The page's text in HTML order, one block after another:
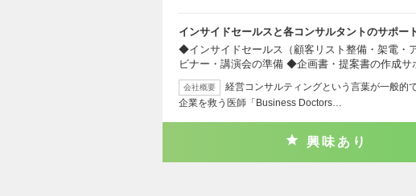
インサイドセールスと各コンサルタントのサポー
◆インサイドセールス（顧客リスト整備・架電・
ビナー・講演会の準備 ◆企画書・提案書の作成サ
会社概要
経営コンサルティングという言葉が一般的
企業を救う医師「Business Doctors…
興味あり